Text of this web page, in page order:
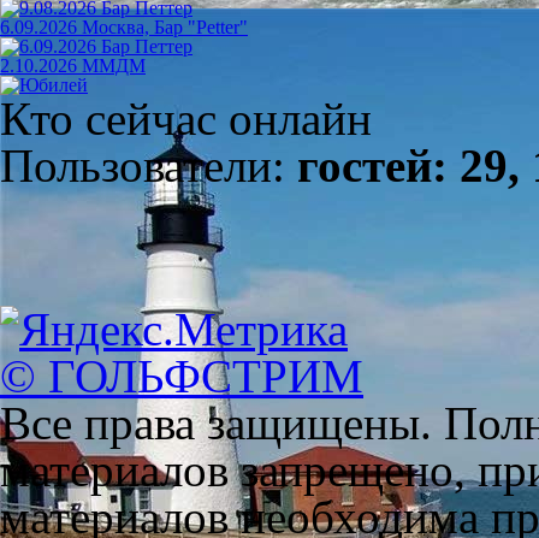
6.09.2026 Москва, Бар "Petter"
2.10.2026 ММДМ
Кто сейчас онлайн
Пользователи: гостей: 29,
© ГОЛЬФСТРИМ
Все права защищены.
материалов запрещено,
материалов необходима